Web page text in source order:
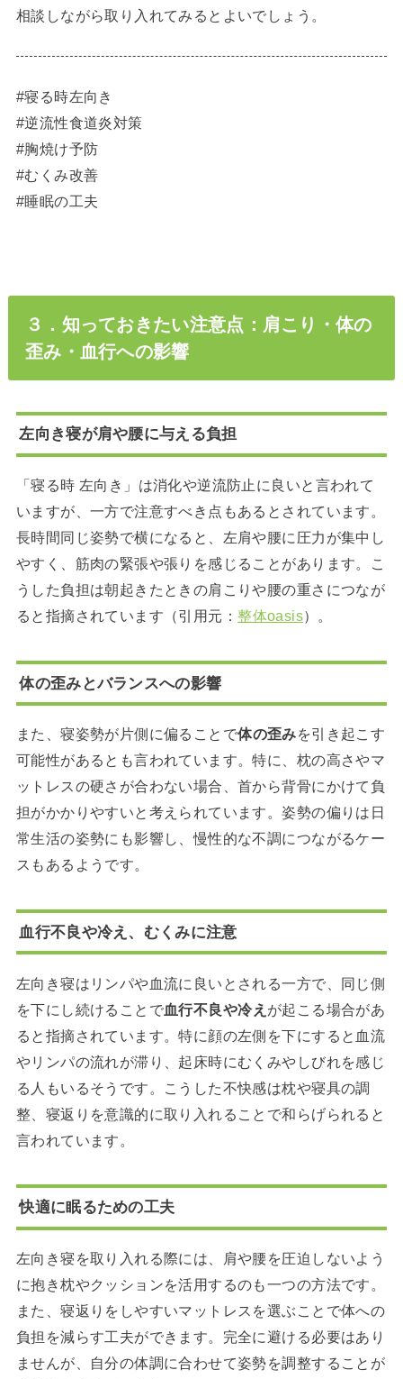
相談しながら取り入れてみるとよいでしょう。
#寝る時左向き
#逆流性食道炎対策
#胸焼け予防
#むくみ改善
#睡眠の工夫
３．知っておきたい注意点：肩こり・体の
歪み・血行への影響
左向き寝が肩や腰に与える負担
「寝る時 左向き」は消化や逆流防止に良いと言われて
いますが、一方で注意すべき点もあるとされています。
長時間同じ姿勢で横になると、左肩や腰に圧力が集中し
やすく、筋肉の緊張や張りを感じることがあります。こ
うした負担は朝起きたときの肩こりや腰の重さにつなが
ると指摘されています（引用元：整体oasis）。
体の歪みとバランスへの影響
また、寝姿勢が片側に偏ることで体の歪みを引き起こす
可能性があるとも言われています。特に、枕の高さやマ
ットレスの硬さが合わない場合、首から背骨にかけて負
担がかかりやすいと考えられています。姿勢の偏りは日
常生活の姿勢にも影響し、慢性的な不調につながるケー
スもあるようです。
血行不良や冷え、むくみに注意
左向き寝はリンパや血流に良いとされる一方で、同じ側
を下にし続けることで血行不良や冷え が起こる場合があ
ると指摘されています。特に顔の左側を下にすると血流
やリンパの流れが滞り、起床時にむくみやしびれを感じ
る人もいるそうです。こうした不快感は枕や寝具の調
整、寝返りを意識的に取り入れることで和らげられると
言われています。
快適に眠るための工夫
左向き寝を取り入れる際には、肩や腰を圧迫しないよう
に抱き枕やクッションを活用するのも一つの方法です。
また、寝返りをしやすいマットレスを選ぶことで体への
負担を減らす工夫ができます。完全に避ける必要はあり
ませんが、自分の体調に合わせて姿勢を調整することが